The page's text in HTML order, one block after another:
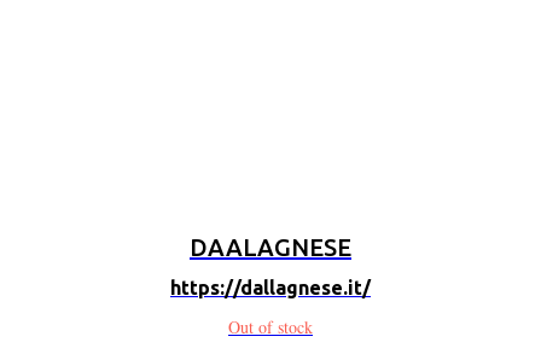
DAALAGNESE
https://dallagnese.it/
Out of stock